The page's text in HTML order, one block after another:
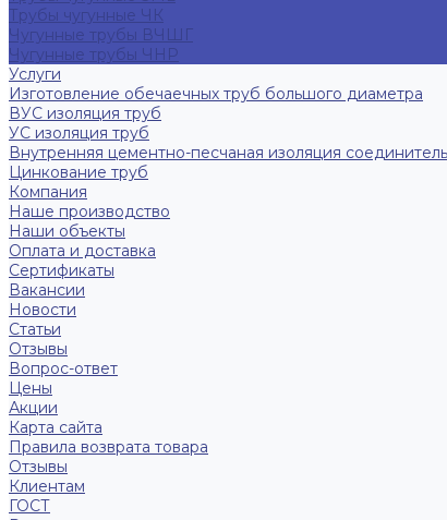
Трубы чугунные ЧК
Чугунные трубы ВЧШГ
Чугунные трубы ЧНР
Услуги
Изготовление обечаечных труб большого диаметра
ВУС изоляция труб
УС изоляция труб
Внутренняя цементно-песчаная изоляция
Цинкование труб
Компания
Наше производство
Наши объекты
Оплата и доставка
Сертификаты
Вакансии
Новости
Статьи
Отзывы
Вопрос-ответ
Цены
Акции
Карта сайта
Правила возврата товара
Отзывы
Клиентам
ГОСТ